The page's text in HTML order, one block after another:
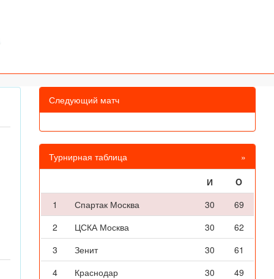
Следующий матч
Турнирная таблица »
И
O
1
Спартак Москва 30
69
2
ЦСКА Москва 30
62
3
Зенит 30
61
4
Краснодар 30
49